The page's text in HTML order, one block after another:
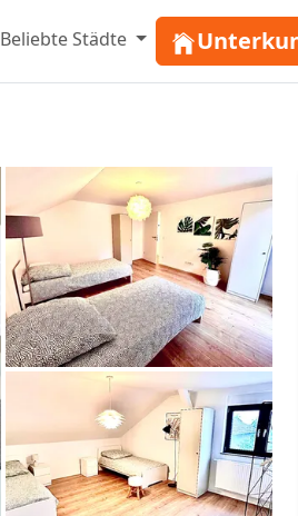
Beliebte Städte